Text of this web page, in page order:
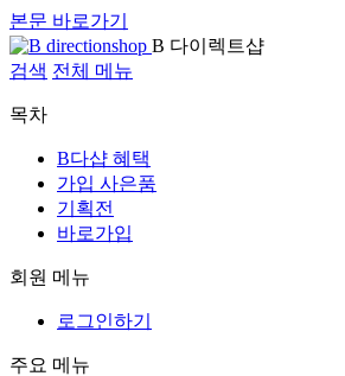
본문 바로가기
B 다이렉트샵
검색 전체 메뉴
목차
B다샵 혜택
가입 사은품
기획전
바로가입
회원 메뉴
로그인하기
주요 메뉴